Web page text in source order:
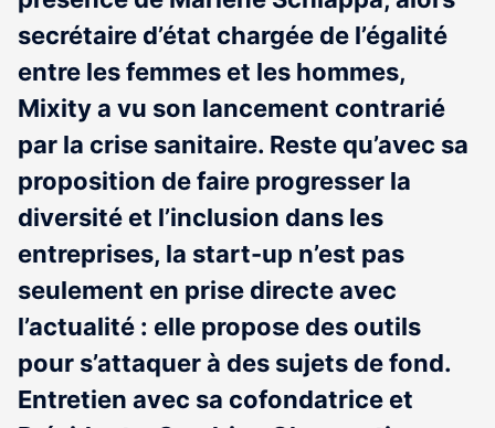
secrétaire d’état chargée de l’égalité
entre les femmes et les hommes,
Mixity a vu son lancement contrarié
par la crise sanitaire. Reste qu’avec sa
proposition de faire progresser la
diversité et l’inclusion dans les
entreprises, la start-up n’est pas
seulement en prise directe avec
l’actualité : elle propose des outils
pour s’attaquer à des sujets de fond.
Entretien avec sa cofondatrice et